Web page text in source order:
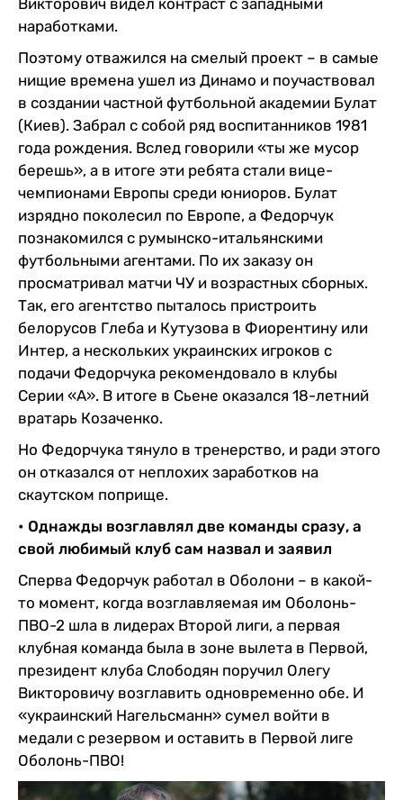
Викторович видел контраст с западными
наработками.
Поэтому отважился на смелый проект – в самые
нищие времена ушел из Динамо и поучаствовал
в создании частной футбольной академии Булат
(Киев). Забрал с собой ряд воспитанников 1981
года рождения. Вслед говорили «ты же мусор
берешь», а в итоге эти ребята стали вице-
чемпионами Европы среди юниоров. Булат
изрядно поколесил по Европе, а Федорчук
познакомился с румынско-итальянскими
футбольными агентами. По их заказу он
просматривал матчи ЧУ и возрастных сборных.
Так, его агентство пыталось пристроить
белорусов Глеба и Кутузова в Фиорентину или
Интер, а нескольких украинских игроков с
подачи Федорчука рекомендовало в клубы
Серии «А». В итоге в Сьене оказался 18-летний
вратарь Козаченко.
Но Федорчука тянуло в тренерство, и ради этого
он отказался от неплохих заработков на
скаутском поприще.
• Однажды возглавлял две команды сразу, а
свой любимый клуб сам назвал и заявил
Сперва Федорчук работал в Оболони – в какой-
то момент, когда возглавляемая им Оболонь-
ПВО-2 шла в лидерах Второй лиги, а первая
клубная команда была в зоне вылета в Первой,
президент клуба Слободян поручил Олегу
Викторовичу возглавить одновременно обе. И
«украинский Нагельсманн» сумел войти в
медали с резервом и оставить в Первой лиге
Оболонь-ПВО!